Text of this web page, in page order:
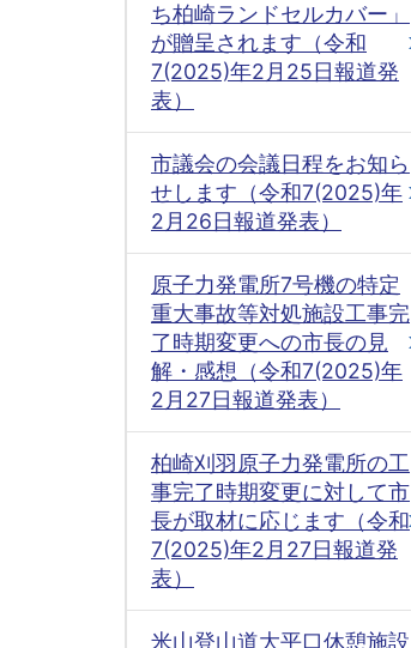
ち柏崎ランドセルカバー」
が贈呈されます（令和
7(2025)年2月25日報道発
表）
市議会の会議日程をお知ら
せします（令和7(2025)年
2月26日報道発表）
原子力発電所7号機の特定
重大事故等対処施設工事完
了時期変更への市長の見
解・感想（令和7(2025)年
2月27日報道発表）
柏崎刈羽原子力発電所の工
事完了時期変更に対して市
長が取材に応じます（令和
7(2025)年2月27日報道発
表）
米山登山道大平口休憩施設